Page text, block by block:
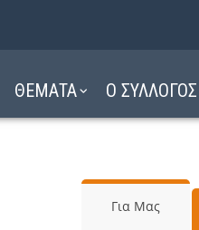
ΘΕΜΑΤΑ Ο ΣΥΛΛΟΓΟΣ
Για Μας